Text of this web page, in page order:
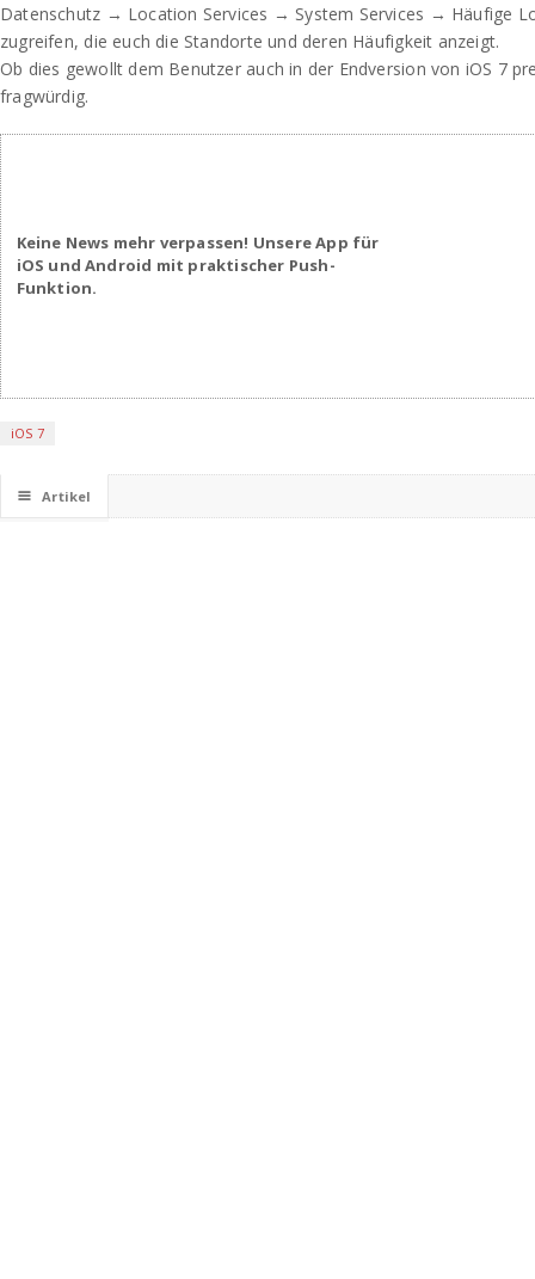
Datenschutz → Location Services → System Services → Häufige
zugreifen, die euch die Standorte und deren Häufigkeit anzeigt.
Ob dies gewollt dem Benutzer auch in der Endversion von iOS 7
fragwürdig.
Keine News mehr verpassen! Unsere App für
iOS und Android mit praktischer Push-
Funktion.
iOS 7
☰ Artikel